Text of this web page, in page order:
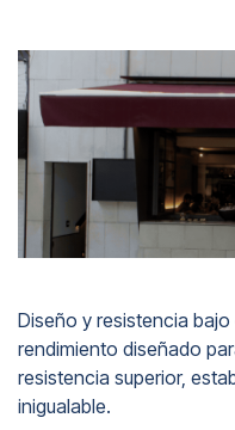
Diseño y resistencia
rendimiento diseñado
resistencia superior,
inigualable.